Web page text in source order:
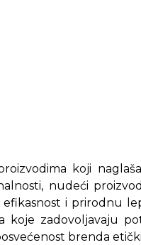
koji
nudeći
i prirodnu
koje zadovoljavaju
brenda